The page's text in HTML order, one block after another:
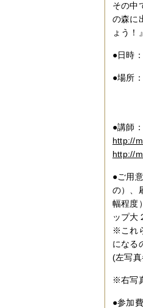
その中
の森に
ょう！
●日時
●場所
●講師
http://
http://
●ご用
の）、
幅程度
ップ大
※これ
になる
(左写
※右写
●参加